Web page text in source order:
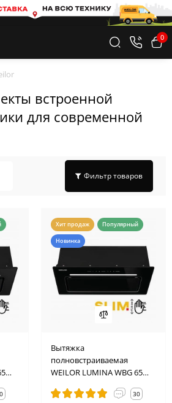
0
встроенной
для современной
Фильтр товаров
Хит продаж Популярный
Новинка
Вытяжка
полновстраиваемая
WEILOR LUMINA WBG 65
30